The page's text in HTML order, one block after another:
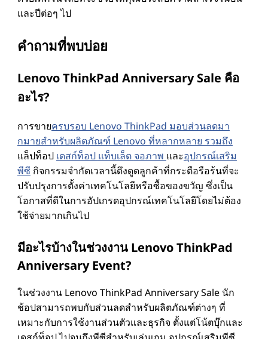
และปีต่อๆ ไป
คําถามที่พบบ่อย
Lenovo ThinkPad Anniversary Sale คือ
อะไร?
การขายครบรอบ Lenovo ThinkPad มอบส่วนลดมา
กมายสําหรับผลิตภัณฑ์ Lenovo ที่หลากหลาย รวมถึง
แล็ปท็อป เดสก์ท็อป แท็บเล็ต จอภาพ และอุปกรณ์เสริม
พีซี กิจกรรมจํากัดเวลานี้ดึงดูดลูกค้าที่กระตือรือร้นที่จะ
ปรับปรุงการตั้งค่าเทคโนโลยีหรือซื้อของขวัญ ซึ่งเป็น
โอกาสที่ดีในการอัปเกรดอุปกรณ์เทคโนโลยีโดยไม่ต้อง
ใช้จ่ายมากเกินไป
มีอะไรบ้างในช่วงงาน Lenovo ThinkPad
Anniversary Event?
ในช่วงงาน Lenovo ThinkPad Anniversary Sale นัก
ช้อปสามารถพบกับส่วนลดสําหรับผลิตภัณฑ์ต่างๆ ที่
เหมาะกับการใช้งานส่วนตัวและธุรกิจ ตั้งแต่โน้ตบุ๊กและ